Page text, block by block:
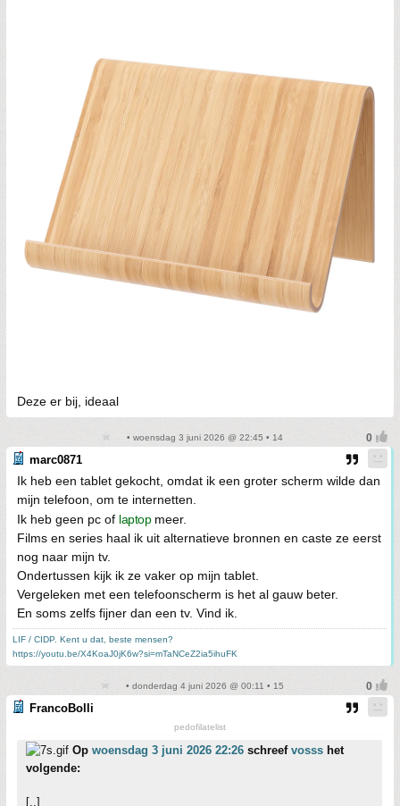
Deze er bij, ideaal
• woensdag 3 juni 2026 @ 22:45 • 14
marc0871
Ik heb een tablet gekocht, omdat ik een groter scherm wilde dan
mijn telefoon, om te internetten.
Ik heb geen pc of laptopmeer.
Films en series haal ik uit alternatieve bronnen en caste ze eerst
nog naar mijn tv.
Ondertussen kijk ik ze vaker op mijn tablet.
Vergeleken met een telefoonscherm is het al gauw beter.
En soms zelfs fijner dan een tv. Vind ik.
LIF / CIDP. Kent u dat, beste mensen?
https://youtu.be/X4KoaJ0jK6w?si=mTaNCeZ2ia5ihuFK
• donderdag 4 juni 2026 @ 00:11 • 15
FrancoBolli
pedofilatelist
Op woensdag 3 juni 2026 22:26 schreef vosss het
volgende:
[..]